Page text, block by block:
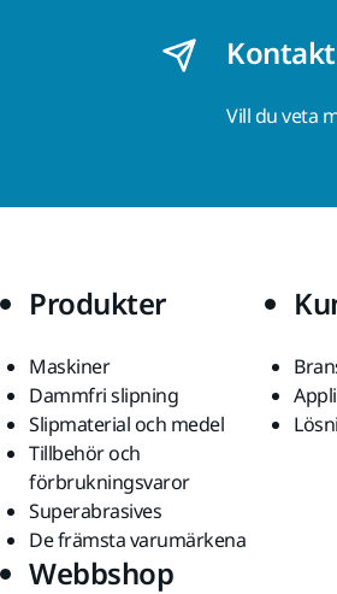
Vill du veta
Produkter
Maskiner
Dammfri slipning
Slipmaterial och medel
Tillbehör och
förbrukningsvaror
Superabrasives
De främsta varumärkena
Webbshop